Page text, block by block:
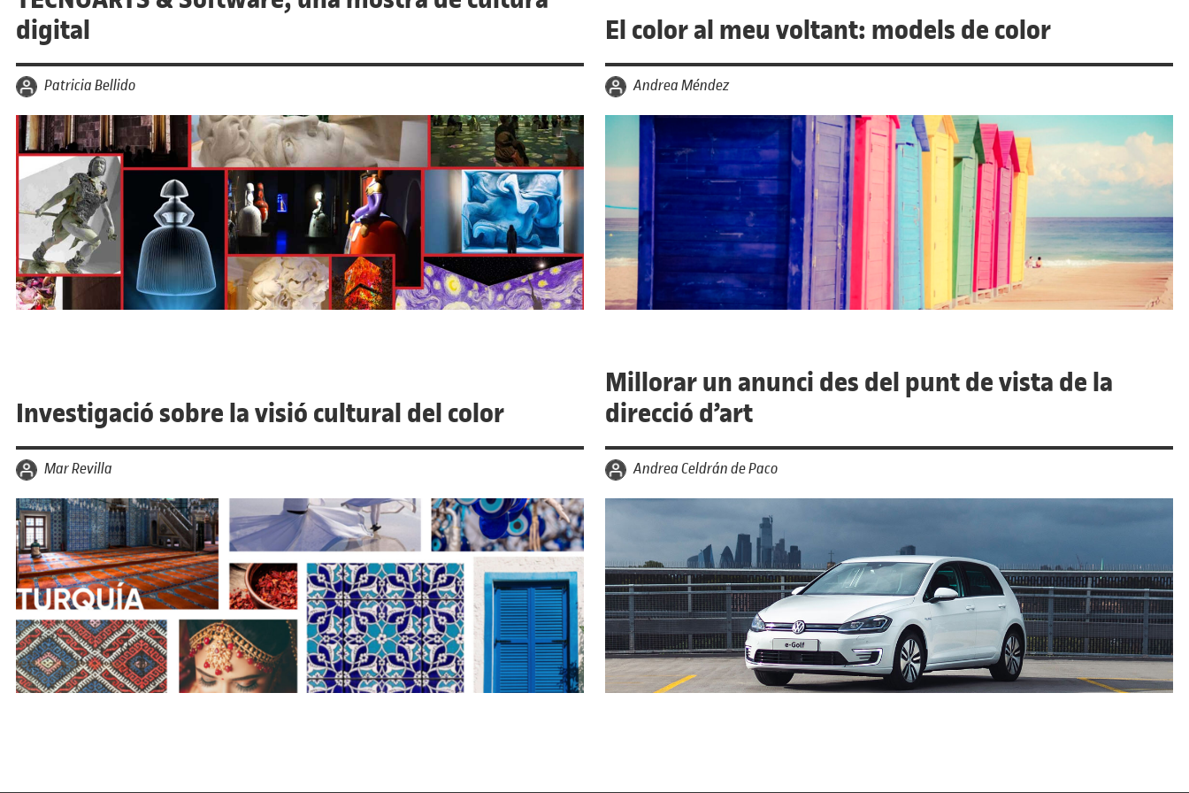
digital
per Patricia Bellido
El color al meu voltant: models de color
per Andrea Méndez
Investigació sobre la visió cultural del color
per Mar Revilla
Millorar un anunci des del punt de vista de la
direcció d’art
per Andrea Celdrán de Paco